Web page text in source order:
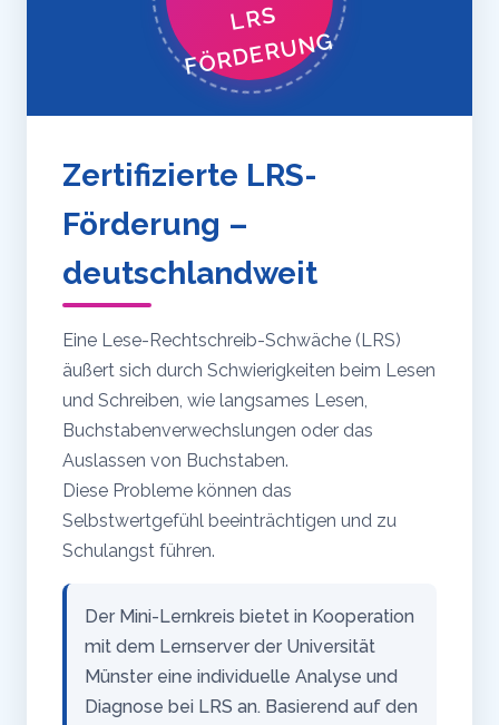
LRS
FÖRDERUNG
Zertifizierte LRS-
Förderung –
deutschlandweit
Eine Lese-Rechtschreib-Schwäche (LRS)
äußert sich durch Schwierigkeiten beim Lesen
und Schreiben, wie langsames Lesen,
Buchstabenverwechslungen oder das
Auslassen von Buchstaben.
Diese Probleme können das
Selbstwertgefühl beeinträchtigen und zu
Schulangst führen.
Der Mini-Lernkreis bietet in Kooperation
mit dem Lernserver der Universität
Münster eine individuelle Analyse und
Diagnose bei LRS an. Basierend auf den